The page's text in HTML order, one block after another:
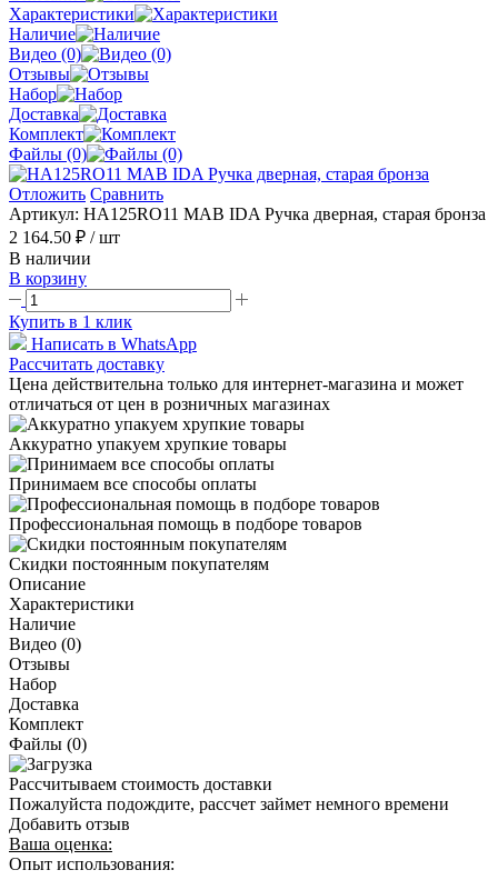
Характеристики
Наличие
Видео (0)
Отзывы
Набор
Доставка
Комплект
Файлы (0)
Отложить Сравнить
Артикул: HA125RO11 MAB IDA Ручка дверная, старая бронза
2 164.50 ₽ / шт
В наличии
В корзину
Купить в 1 клик
Написать в WhatsApp
Рассчитать доставку
Цена действительна только для интернет-магазина и может
отличаться от цен в розничных магазинах
Аккуратно упакуем хрупкие товары
Принимаем все способы оплаты
Профессиональная помощь в подборе товаров
Скидки постоянным покупателям
Описание
Характеристики
Наличие
Видео (0)
Отзывы
Набор
Доставка
Комплект
Файлы (0)
Рассчитываем стоимость доставки
Пожалуйста подождите, рассчет займет немного времени
Добавить отзыв
Ваша оценка:
Опыт использования: